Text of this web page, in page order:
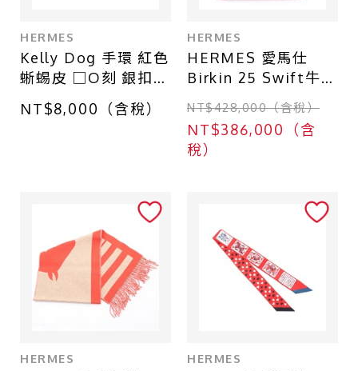
HERMES
Kelly Dog 手環 紅色
蜥蜴皮 □O刻 銀扣
【HERMES 愛馬
仕】
NT$8,000（含稅）
HERMES
HERMES 愛馬仕
Birkin 25 Swift牛皮
柏金包 寶石紅 銀扣
□N刻 手提包 無鎖頭
組
NT$428,000（含稅）
NT$386,000（含
稅）
HERMES HERMES